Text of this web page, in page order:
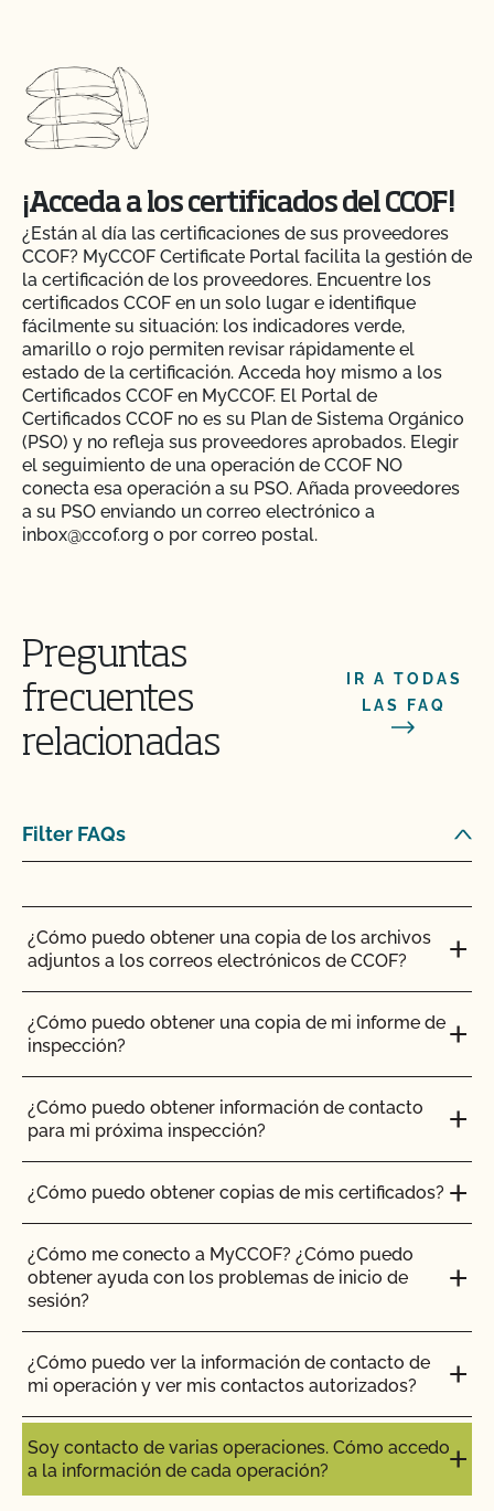
¡Acceda a los certificados del CCOF!
¿Están al día las certificaciones de sus proveedores
CCOF? MyCCOF Certificate Portal facilita la gestión de
la certificación de los proveedores. Encuentre los
certificados CCOF en un solo lugar e identifique
fácilmente su situación: los indicadores verde,
amarillo o rojo permiten revisar rápidamente el
estado de la certificación. Acceda hoy mismo a los
Certificados CCOF en MyCCOF. El Portal de
Certificados CCOF no es su Plan de Sistema Orgánico
(PSO) y no refleja sus proveedores aprobados. Elegir
el seguimiento de una operación de CCOF NO
conecta esa operación a su PSO. Añada proveedores
a su PSO enviando un correo electrónico a
inbox@ccof.org o por correo postal.
Preguntas
frecuentes
relacionadas
IR A TODAS
LAS FAQ
Filter FAQs
Action Item Tracker - ¿Qué es y cómo se utiliza?
¿Puedo actualizar mi perfil en el directorio
MyCCOF?
¿Puedo consultar mis saldos pendientes con el
CCOF y pagar en línea?
¿Cómo puedo obtener una copia de los archivos
adjuntos a los correos electrónicos de CCOF?
¿Cómo puedo obtener una copia de mi informe de
inspección?
¿Cómo puedo obtener información de contacto
para mi próxima inspección?
¿Cómo puedo obtener copias de mis certificados?
¿Cómo me conecto a MyCCOF? ¿Cómo puedo
obtener ayuda con los problemas de inicio de
sesión?
¿Cómo puedo ver la información de contacto de
mi operación y ver mis contactos autorizados?
Soy contacto de varias operaciones. Cómo accedo
a la información de cada operación?